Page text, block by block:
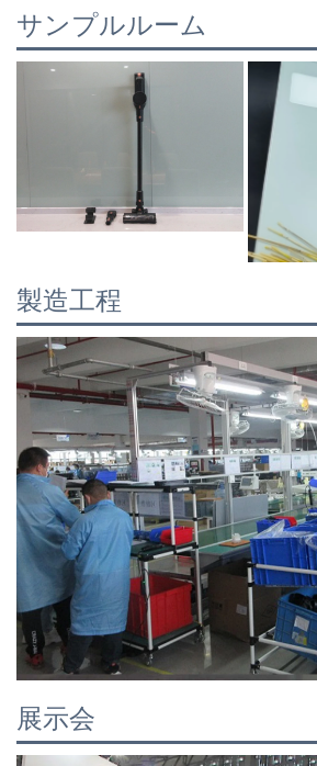
サンプルルーム
製造工程
展示会